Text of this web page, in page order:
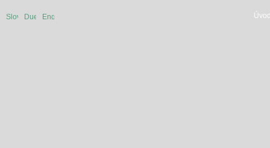
SlovenskáDuetsche
English